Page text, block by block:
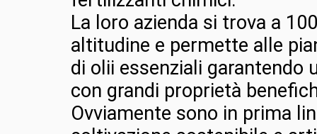
La loro azienda si trova a
altitudine e permette alle
di olii essenziali garantendo
con grandi proprietà
Ovviamente sono in prima